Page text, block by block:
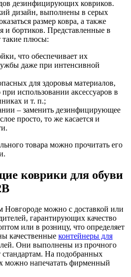
дезинфицирующих ковриков.
дизайн, выполнены в серых
размер ковра, а также
и бортиков. Представленные в
такие плюсы:
что обеспечивает их
даже при интенсивной
для здоровья материалов,
использовании аксессуаров в
и т. п.;
– заменить дезинфицирующее
просто, то же касается и
товара можно прочитать его
коврики для обуви
Новгороде можно с доставкой или
гарантирующих качество
или в розницу, что определяет
качественные контейнеры для
Они выполнены из прочного
стандартам. На подобранных
можно напечатать фирменный